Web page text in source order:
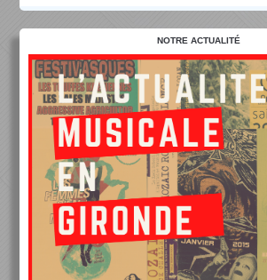
NOTRE ACTUALITÉ